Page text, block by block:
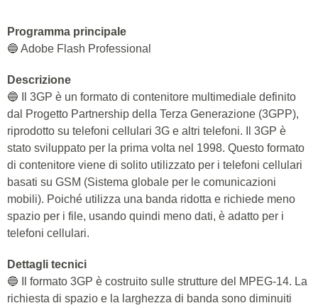
Programma principale
🔵 Adobe Flash Professional
Descrizione
🔵 Il 3GP è un formato di contenitore multimediale definito
dal Progetto Partnership della Terza Generazione (3GPP),
riprodotto su telefoni cellulari 3G e altri telefoni. Il 3GP è
stato sviluppato per la prima volta nel 1998. Questo formato
di contenitore viene di solito utilizzato per i telefoni cellulari
basati su GSM (Sistema globale per le comunicazioni
mobili). Poiché utilizza una banda ridotta e richiede meno
spazio per i file, usando quindi meno dati, è adatto per i
telefoni cellulari.
Dettagli tecnici
🔵 Il formato 3GP è costruito sulle strutture del MPEG-14. La
richiesta di spazio e la larghezza di banda sono diminuiti